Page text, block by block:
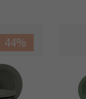
44%